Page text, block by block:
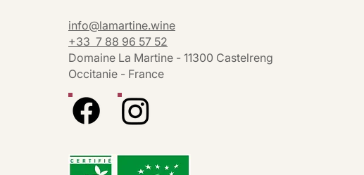
info@lamartine.wine
+33 7 88 96 57 52
Domaine La Martine - 11300 Castelreng
Occitanie - France